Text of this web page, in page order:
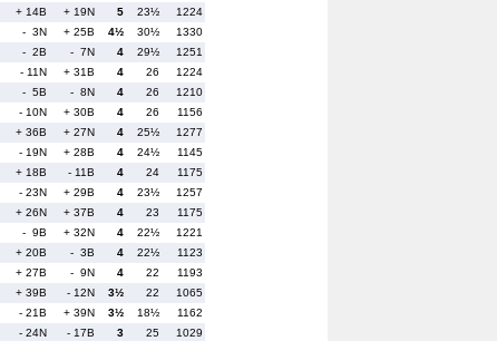
+ 14B + 19N 5 23½
1224
- 3N + 25B 4½ 30½
1330
- 2B - 7N 4 29½
1251
- 11N + 31B 4 26
1224
- 5B - 8N 4 26
1210
- 10N + 30B 4 26
1156
+ 36B + 27N 4 25½
1277
- 19N + 28B 4 24½
1145
+ 18B - 11B 4 24
1175
- 23N + 29B 4 23½
1257
+ 26N + 37B 4 23
1175
- 9B + 32N 4 22½
1221
+ 20B - 3B 4 22½
1123
+ 27B - 9N 4 22
1193
+ 39B - 12N 3½ 22
1065
- 21B + 39N 3½ 18½
1162
- 24N - 17B 3 25
1029